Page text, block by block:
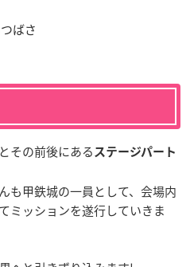
ばさ
とその前後にある ステージパート
も甲鉄城の一員として、会場内
ミッションを遂行していきま